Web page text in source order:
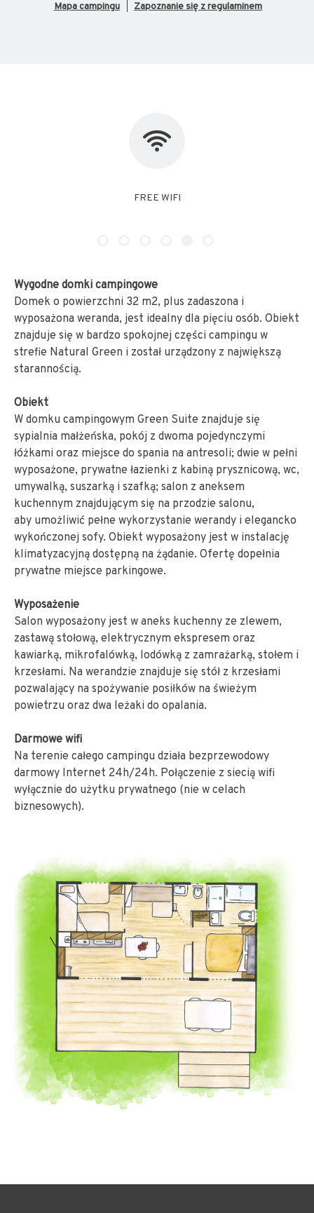
mapa campingu Zapoznanie się z regulaminem
NO PET
Wygodne domki campingowe
Domek o powierzchni 32 m2, plus zadaszona i
wyposażona weranda, jest idealny dla pięciu osób. Obiekt
znajduje się w bardzo spokojnej części campingu w
strefie Natural Green i został urządzony z największą
starannością.
Obiekt
W domku campingowym Green Suite znajduje się
sypialnia małżeńska, pokój z dwoma pojedynczymi
łóżkami oraz miejsce do spania na antresoli; dwie w pełni
wyposażone, prywatne łazienki z kabiną prysznicową, wc,
umywalką, suszarką i szafką; salon z aneksem
kuchennym znajdującym się na przodzie salonu,
aby umożliwić pełne wykorzystanie werandy i elegancko
wykończonej sofy. Obiekt wyposażony jest w instalację
klimatyzacyjną dostępną na żądanie. Ofertę dopełnia
prywatne miejsce parkingowe.
Wyposażenie
Salon wyposażony jest w aneks kuchenny ze zlewem,
zastawą stołową, elektrycznym ekspresem oraz
kawiarką, mikrofalówką, lodówką z zamrażarką, stołem i
krzesłami. Na werandzie znajduje się stół z krzesłami
pozwalający na spożywanie posiłków na świeżym
powietrzu oraz dwa leżaki do opalania.
Darmowe wifi
Na terenie całego campingu działa bezprzewodowy
darmowy Internet 24h/24h. Połączenie z siecią wifi
wyłącznie do użytku prywatnego (nie w celach
biznesowych).